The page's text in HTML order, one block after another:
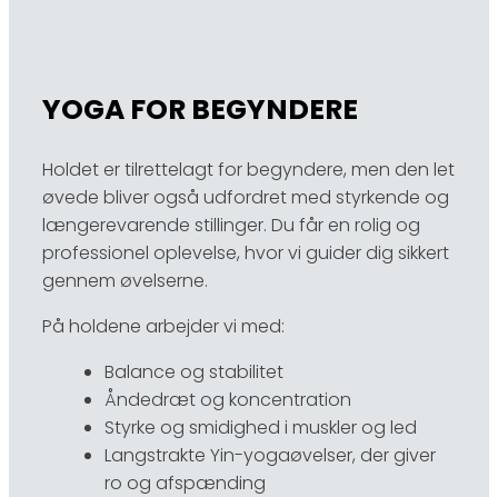
YOGA FOR BEGYNDERE
Holdet er tilrettelagt for begyndere, men den let
øvede bliver også udfordret med styrkende og
længerevarende stillinger. Du får en rolig og
professionel oplevelse, hvor vi guider dig sikkert
gennem øvelserne.
På holdene arbejder vi med:
Balance og stabilitet
Åndedræt og koncentration
Styrke og smidighed i muskler og led
Langstrakte Yin-yogaøvelser, der giver
ro og afspænding